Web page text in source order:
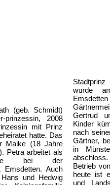
(geb. Schmidt)
2008
mit Prinz
hatte. Das
Maike (18 Jahre
Petra arbeitet als
bei der
Emsdetten. Auch
und Hedwig
wurde
Gertrud
Kinder
nach
Gärtner,
in
Betrieb
heute ist
und